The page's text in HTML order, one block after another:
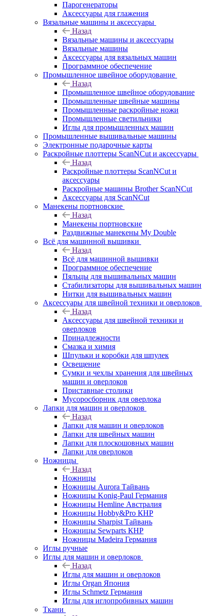
Парогенераторы
Аксессуары для глажения
Вязальные машины и аксессуары
Назад
Вязальные машины и аксессуары
Вязальные машины
Аксессуары для вязальных машин
Программное обеспечение
Промышленное швейное оборудование
Назад
Промышленное швейное оборудование
Промышленные швейные машины
Промышленные раскройные ножи
Промышленные светильники
Иглы для промышленных машин
Промышленные вышивальные машины
Электронные подарочные карты
Раскройные плоттеры ScanNCut и аксессуары
Назад
Раскройные плоттеры ScanNCut и
аксессуары
Раскройные машины Brother ScanNCut
Аксессуары для ScanNCut
Манекены портновские
Назад
Манекены портновские
Раздвижные манекены My Double
Всё для машинной вышивки
Назад
Всё для машинной вышивки
Программное обеспечение
Пяльцы для вышивальных машин
Стабилизаторы для вышивальных машин
Нитки для вышивальных машин
Аксессуары для швейной техники и оверлоков
Назад
Аксессуары для швейной техники и
оверлоков
Принадлежности
Смазка и химия
Шпульки и коробки для шпулек
Освещение
Сумки и чехлы хранения для швейных
машин и оверлоков
Приставные столики
Мусоросборник для оверлока
Лапки для машин и оверлоков
Назад
Лапки для машин и оверлоков
Лапки для швейных машин
Лапки для плоскошовных машин
Лапки для оверлоков
Ножницы
Назад
Ножницы
Ножницы Aurora Тайвань
Ножницы Konig-Paul Германия
Ножницы Hemline Австралия
Ножницы Hobby&Pro КНР
Ножницы Sharpist Тайвань
Ножницы Sewparts КНР
Ножницы Madeira Германия
Иглы ручные
Иглы для машин и оверлоков
Назад
Иглы для машин и оверлоков
Иглы Organ Япония
Иглы Schmetz Германия
Иглы для иглопробивных машин
Ткани